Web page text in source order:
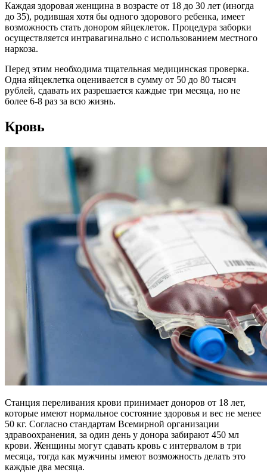
Каждая здоровая женщина в возрасте от 18 до 30 лет (иногда
до 35), родившая хотя бы одного здорового ребенка, имеет
возможность стать донором яйцеклеток. Процедура заборки
осуществляется интравагинально с использованием местного
наркоза.
Перед этим необходима тщательная медицинская проверка.
Одна яйцеклетка оценивается в сумму от 50 до 80 тысяч
рублей, сдавать их разрешается каждые три месяца, но не
более 6-8 раз за всю жизнь.
Кровь
Станция переливания крови принимает доноров от 18 лет,
которые имеют нормальное состояние здоровья и вес не менее
50 кг. Согласно стандартам Всемирной организации
здравоохранения, за один день у донора забирают 450 мл
крови. Женщины могут сдавать кровь с интервалом в три
месяца, тогда как мужчины имеют возможность делать это
каждые два месяца.